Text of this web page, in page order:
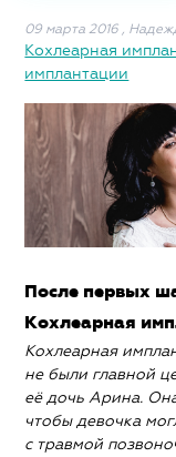
09 марта 2016 ,
Кохлеарная
имплантации
После первых
Кохлеарная
Кохлеарная
не были главной
её дочь Арина.
чтобы девочка
с травмой